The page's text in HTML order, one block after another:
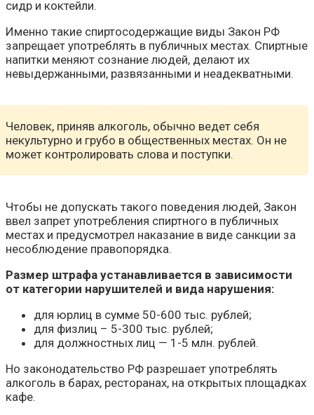
сидр и коктейли.
Именно такие спиртосодержащие виды Закон РФ
запрещает употреблять в публичных местах. Спиртные
напитки меняют сознание людей, делают их
невыдержанными, развязанными и неадекватными.
Человек, приняв алкоголь, обычно ведет себя
некультурно и грубо в общественных местах. Он не
может контролировать слова и поступки.
Чтобы не допускать такого поведения людей, Закон
ввел запрет употребления спиртного в публичных
местах и предусмотрел наказание в виде санкции за
несоблюдение правопорядка.
Размер штрафа устанавливается в зависимости
от категории нарушителей и вида нарушения:
для юрлиц в сумме 50-600 тыс. рублей;
для физлиц – 5-300 тыс. рублей;
для должностных лиц — 1-5 млн. рублей.
Но законодательство РФ разрешает употреблять
алкоголь в барах, ресторанах, на открытых площадках
кафе.